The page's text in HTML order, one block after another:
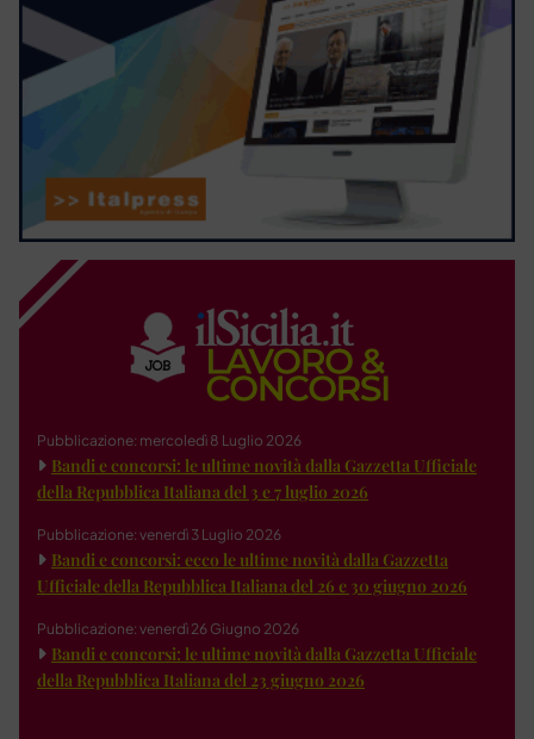
Pubblicazione: mercoledì 8 Luglio 2026
Bandi e concorsi: le ultime novità dalla Gazzetta Ufficiale
della Repubblica Italiana del 3 e 7 luglio 2026
Pubblicazione: venerdì 3 Luglio 2026
Bandi e concorsi: ecco le ultime novità dalla Gazzetta
Ufficiale della Repubblica Italiana del 26 e 30 giugno 2026
Pubblicazione: venerdì 26 Giugno 2026
Bandi e concorsi: le ultime novità dalla Gazzetta Ufficiale
della Repubblica Italiana del 23 giugno 2026